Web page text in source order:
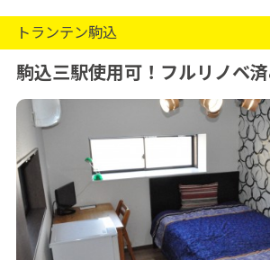
トランテン駒込
駒込三駅使用可！フルリノベ